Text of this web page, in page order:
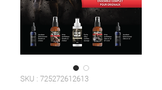
SKU : 725272612613